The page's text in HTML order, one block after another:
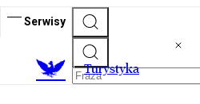
Serwisy
Turystyka